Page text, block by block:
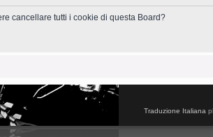
cancellare tutti i cookie di questa Board?
Traduzione Italiana